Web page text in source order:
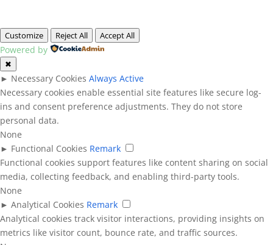
Customize Reject All Accept All
Powered by
✖
► Necessary Cookies Always Active
Necessary cookies enable essential site features like secure log-
ins and consent preference adjustments. They do not store
personal data.
None
► Functional Cookies Remark
Functional cookies support features like content sharing on social
media, collecting feedback, and enabling third-party tools.
None
► Analytical Cookies Remark
Analytical cookies track visitor interactions, providing insights on
metrics like visitor count, bounce rate, and traffic sources.